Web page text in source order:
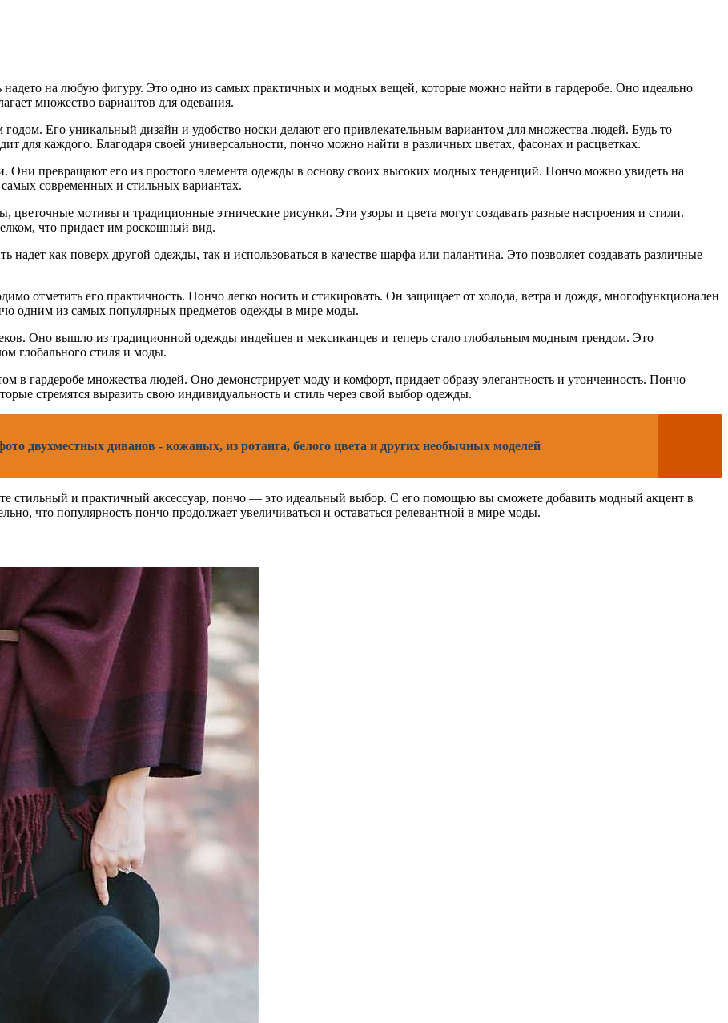
на любую фигуру. Это одно из самых практичных и модных вещей, которые можно найти в гардеробе. Оно идеально
множество вариантов для одевания.
Его уникальный дизайн и удобство носки делают его привлекательным вариантом для множества людей. Будь то
каждого. Благодаря своей универсальности, пончо можно найти в различных цветах, фасонах и расцветках.
превращают его из простого элемента одежды в основу своих высоких модных тенденций. Пончо можно увидеть на
современных и стильных вариантах.
цветочные мотивы и традиционные этнические рисунки. Эти узоры и цвета могут создавать разные настроения и стили.
что придает им роскошный вид.
как поверх другой одежды, так и использоваться в качестве шарфа или палантина. Это позволяет создавать различные
отметить его практичность. Пончо легко носить и стикировать. Он защищает от холода, ветра и дождя, многофункционален
одним из самых популярных предметов одежды в мире моды.
Оно вышло из традиционной одежды индейцев и мексиканцев и теперь стало глобальным модным трендом. Это
глобального стиля и моды.
гардеробе множества людей. Оно демонстрирует моду и комфорт, придает образу элегантность и утонченность. Пончо
стремятся выразить свою индивидуальность и стиль через свой выбор одежды.
двухместных диванов - кожаных, из ротанга, белого цвета и других необычных моделей
стильный и практичный аксессуар, пончо — это идеальный выбор. С его помощью вы сможете добавить модный акцент в
что популярность пончо продолжает увеличиваться и оставаться релевантной в мире моды.